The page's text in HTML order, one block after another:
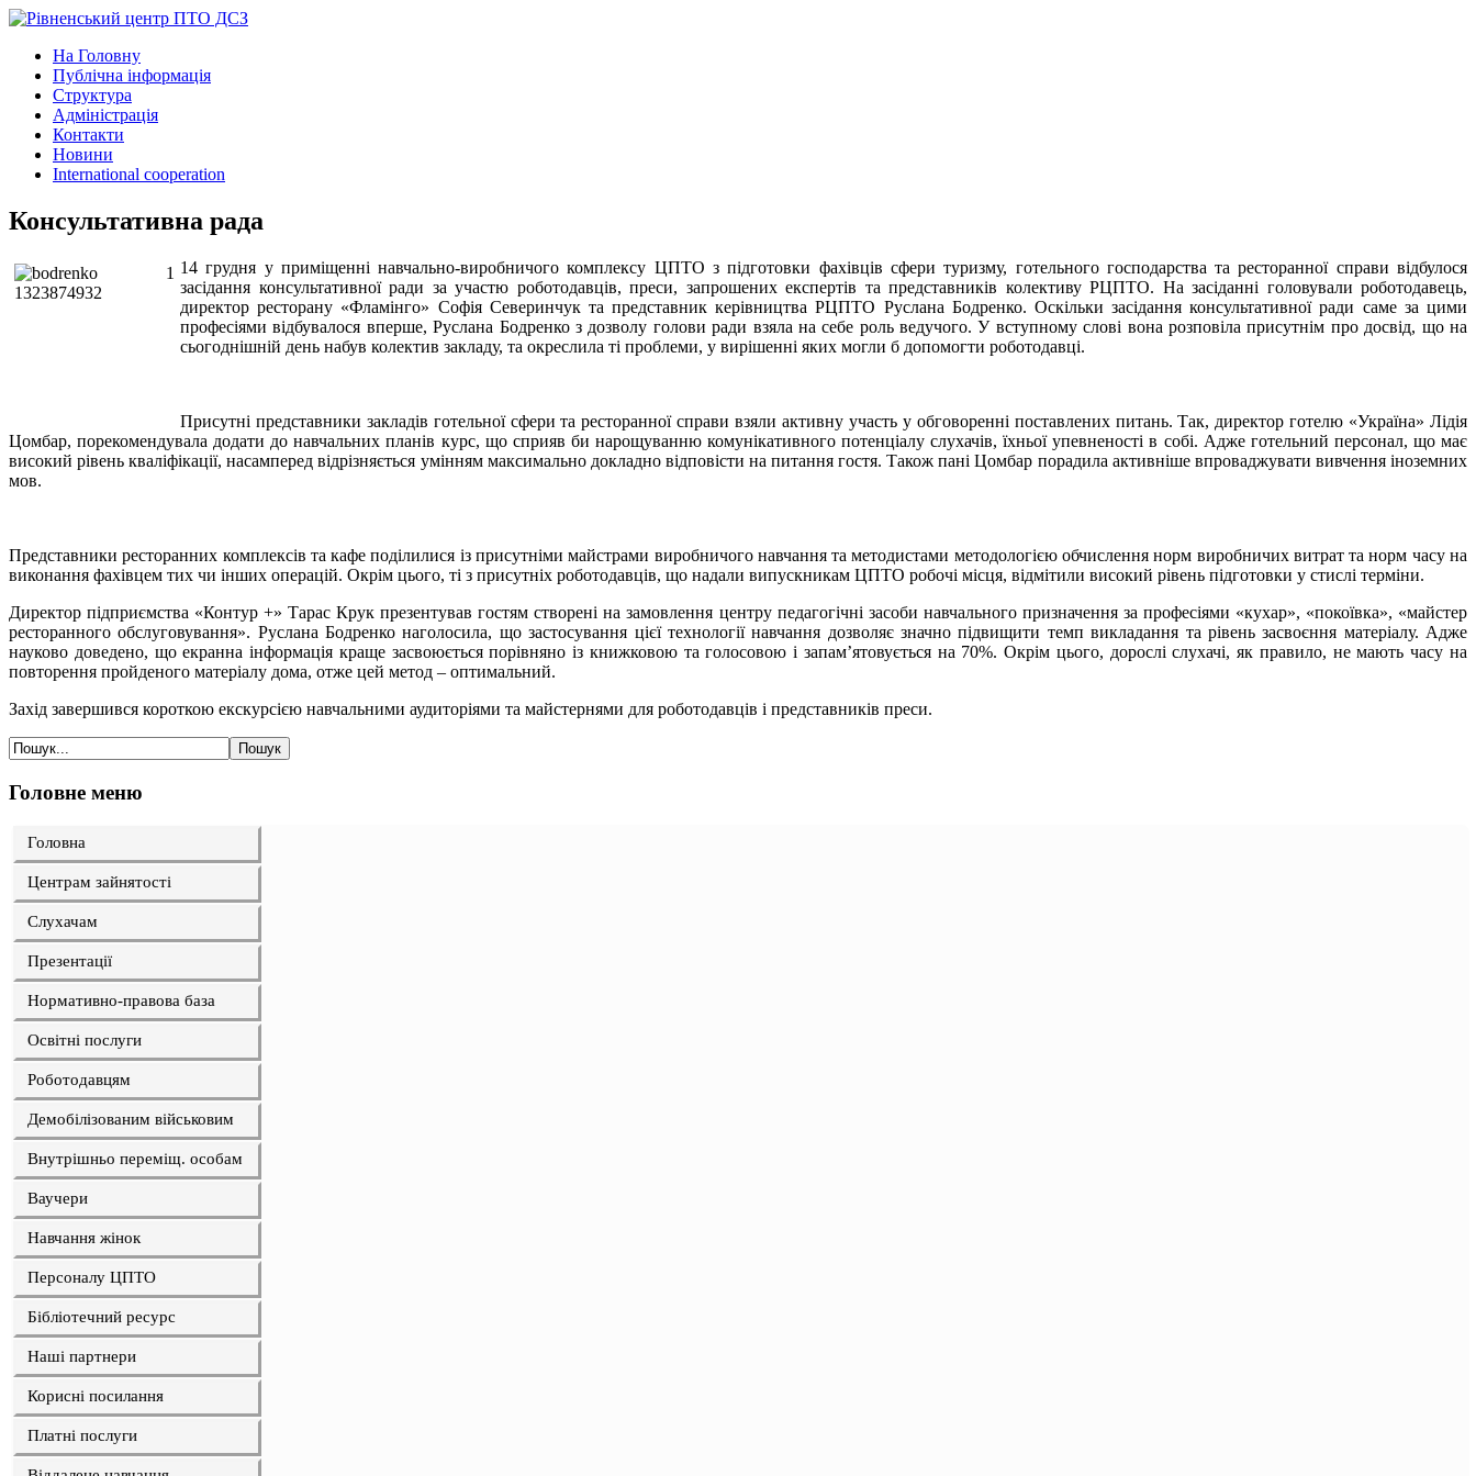
На Головну
Публічна інформація
Структура
Адміністрація
Контакти
Новини
International cooperation
Консультативна рада
14 грудня у приміщенні навчально-виробничого комплексу ЦПТО з підготовки фахівців сфери туризму, готельного господарства та ресторанної справи відбулося
засідання консультативної ради за участю роботодавців, преси, запрошених експертів та представників колективу РЦПТО. На засіданні головували роботодавець,
директор ресторану «Фламінго» Софія Северинчук та представник керівництва РЦПТО Руслана Бодренко. Оскільки засідання консультативної ради саме за цими
професіями відбувалося вперше, Руслана Бодренко з дозволу голови ради взяла на себе роль ведучого. У вступному слові вона розповіла присутнім про досвід, що на
сьогоднішній день набув колектив закладу, та окреслила ті проблеми, у вирішенні яких могли б допомогти роботодавці.
Присутні представники закладів готельної сфери та ресторанної справи взяли активну участь у обговоренні поставлених питань. Так, директор готелю «Україна» Лідія
Цомбар, порекомендувала додати до навчальних планів курс, що сприяв би нарощуванню комунікативного потенціалу слухачів, їхньої упевненості в собі. Адже готельний персонал, що має
високий рівень кваліфікації, насамперед відрізняється умінням максимально докладно відповісти на питання гостя. Також пані Цомбар порадила активніше впроваджувати вивчення іноземних
мов.
Представники ресторанних комплексів та кафе поділилися із присутніми майстрами виробничого навчання та методистами методологією обчислення норм виробничих витрат та норм часу на
виконання фахівцем тих чи інших операцій. Окрім цього, ті з присутніх роботодавців, що надали випускникам ЦПТО робочі місця, відмітили високий рівень підготовки у стислі терміни.
Директор підприємства «Контур +» Тарас Крук презентував гостям створені на замовлення центру педагогічні засоби навчального призначення за професіями «кухар», «покоївка», «майстер
ресторанного обслуговування». Руслана Бодренко наголосила, що застосування цієї технології навчання дозволяє значно підвищити темп викладання та рівень засвоєння матеріалу. Адже
науково доведено, що екранна інформація краще засвоюється порівняно із книжковою та голосовою і запам’ятовується на 70%. Окрім цього, дорослі слухачі, як правило, не мають часу на
повторення пройденого матеріалу дома, отже цей метод – оптимальний.
Захід завершився короткою екскурсією навчальними аудиторіями та майстернями для роботодавців і представників преси.
Головне меню
Головна
Центрам зайнятості
Слухачам
Презентації
Нормативно-правова база
Освітні послуги
Роботодавцям
Демобілізованим військовим
Внутрішньо переміщ. особам
Ваучери
Навчання жінок
Персоналу ЦПТО
Бібліотечний ресурс
Наші партнери
Корисні посилання
Платні послуги